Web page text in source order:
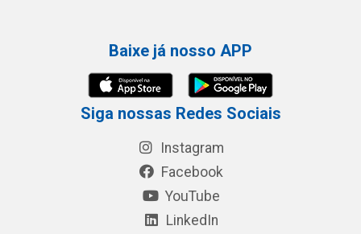
Baixe já nosso APP
Siga nossas Redes Sociais
Instagram
Facebook
YouTube
LinkedIn